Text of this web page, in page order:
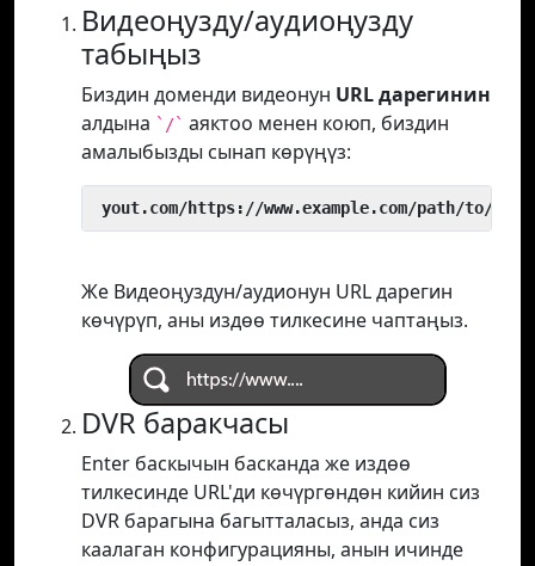
Видеоңузду/аудиоңузду
табыңыз
Биздин доменди видеонун URL дарегинин
алдына `/` аяктоо менен коюп, биздин
амалыбызды сынап көрүңүз:
yout.com/https://www.example.com/path/to/
Же Видеоңуздун/аудионун URL дарегин
көчүрүп, аны издөө тилкесине чаптаңыз.
DVR баракчасы
Enter баскычын басканда же издөө
тилкесинде URL'ди көчүргөндөн кийин сиз
DVR барагына багытталасыз, анда сиз
каалаган конфигурацияны, анын ичинде